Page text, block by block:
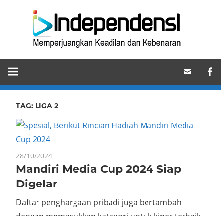
Memperjuangkan
Keadilan
dan
Kebenaran
TAG: LIGA 2
28/10/2024
Mandiri Media Cup 2024 Siap
Digelar
Daftar penghargaan pribadi juga bertambah